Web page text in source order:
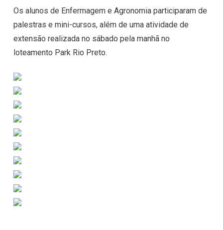
Os alunos de Enfermagem e Agronomia participaram de
palestras e mini-cursos, além de uma atividade de
extensão realizada no sábado pela manhã no
loteamento Park Rio Preto.